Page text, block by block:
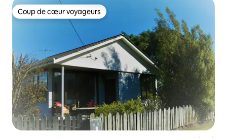
Coup de cœur voyageurs
Coup de cœur voyageurs